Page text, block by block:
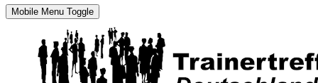
Mobile Menu Toggle